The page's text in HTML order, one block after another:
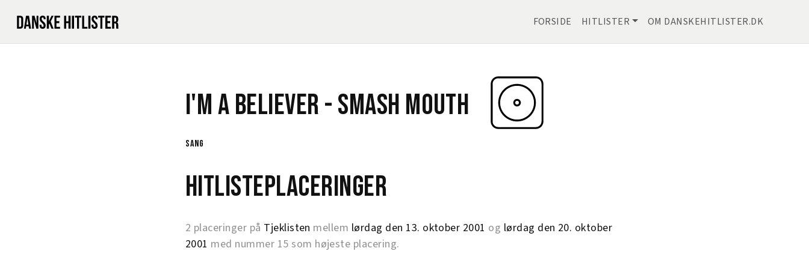
FORSIDE HITLISTER OM DANSKEHITLISTER.DK
I'm A Believer -Smash Mouth
sang
Hitlisteplaceringer
2 placeringer på Tjeklisten mellem lørdag den 13. oktober 2001 og lørdag den 20. oktober
2001 med nummer 15 som højeste placering.